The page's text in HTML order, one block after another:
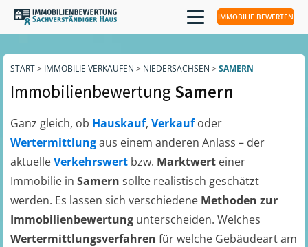
IMMOBILIE BEWERTEN
START> IMMOBILIE VERKAUFEN > NIEDERSACHSEN > SAMERN
ImmobilienbewertungSamern
Ganz gleich, ob Hauskauf, Verkaufoder
Wertermittlungaus einem anderen Anlass – der
aktuelleVerkehrswert bzw. Marktwert einer
Immobilie in Samern sollte realistisch geschätzt
werden. Es lassen sich verschiedene Methoden zur
Immobilienbewertung unterscheiden. Welches
Wertermittlungsverfahren für welche Gebäudeart am